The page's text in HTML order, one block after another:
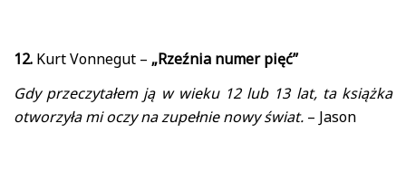
12. Kurt Vonnegut – „Rzeźnia numer pięć”
Gdy przeczytałem ją w wieku 12 lub 13 lat, ta książka
otworzyła mi oczy na zupełnie nowy świat. – Jason